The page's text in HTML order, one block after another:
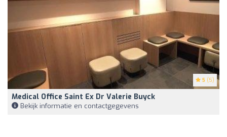
5 (5)
Medical Office Saint Ex Dr Valerie Buyck
Bekijk informatie en contactgegevens